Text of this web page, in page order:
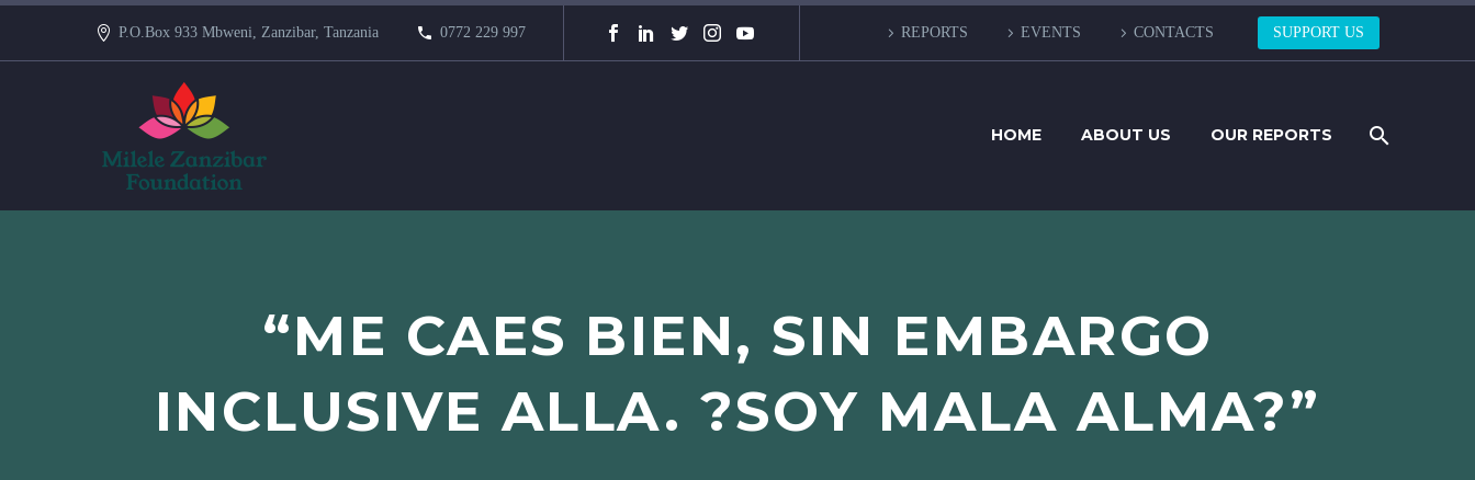
P.O.Box 933 Mbweni, Zanzibar, Tanzania 0772 229 997 REPORTS EVENTS CONTACTS SUPPORT US
HOME ABOUT US OUR REPORTS
“ME CAES BIEN, SIN EMBARGO
INCLUSIVE ALLA. ?SOY MALA ALMA?”